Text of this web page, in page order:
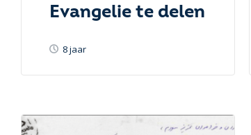
Evangelie te delen
8 jaar